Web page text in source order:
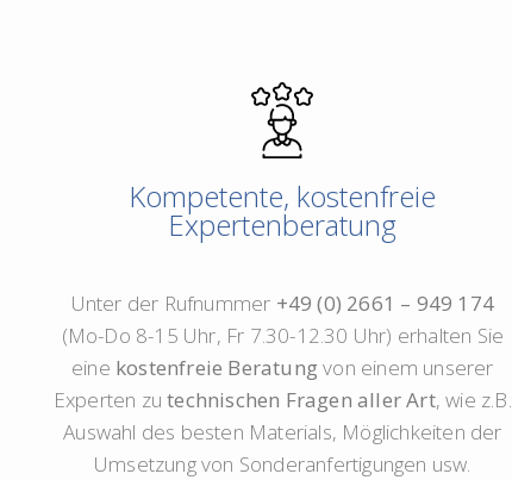
Kompetente, kostenfreie
Expertenberatung
Unter der Rufnummer +49 (0) 2661 – 949 174
(Mo-Do 8-15 Uhr, Fr 7.30-12.30 Uhr) erhalten Sie
eine kostenfreie Beratungvon einem unserer
Experten zutechnischen Fragen aller Art, wie z.B.
Auswahl des besten Materials, Möglichkeiten der
Umsetzung von Sonderanfertigungen usw.